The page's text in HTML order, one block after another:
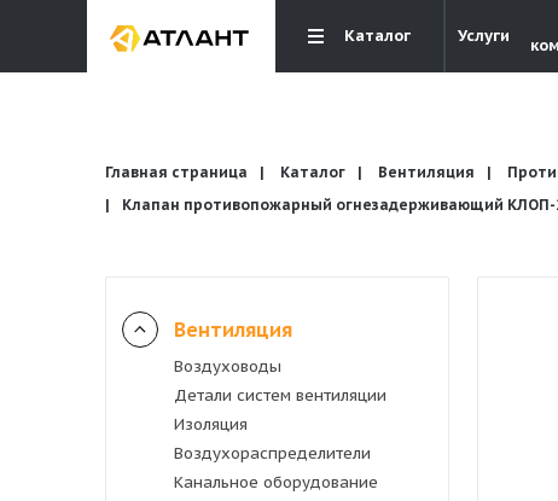
Каталог Услуги
Кондиционирование
Отопление и водоснабжение
Главная страница Каталог Вентиляция
Клапан противопожарный огнезадерживающий
Вентиляция
Воздуховоды
Детали систем вентиляции
Изоляция
Воздухораспределители
Канальное оборудование